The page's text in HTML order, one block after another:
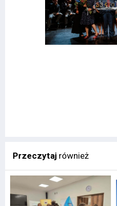
Przeczytaj również